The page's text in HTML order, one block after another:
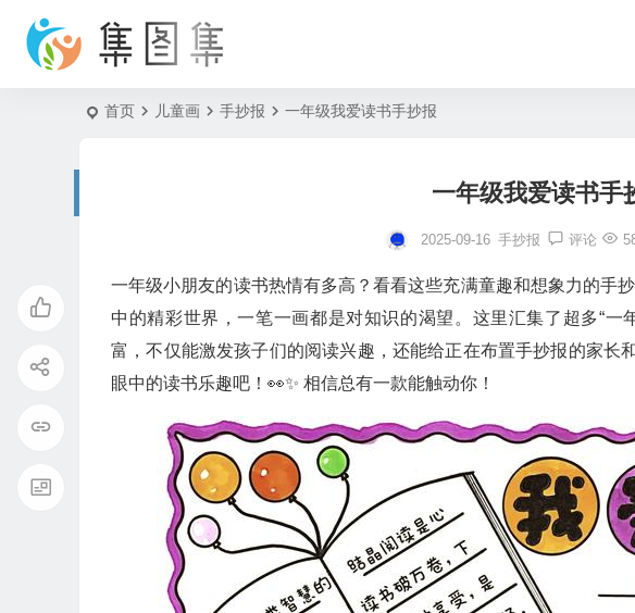
首页 儿童画 手抄报 一年级我爱读书手抄报
一年级我爱读书手
2025-09-16 手抄报 评论
一年级小朋友的读书热情有多高？看看这些充满童趣和想象力的手
中的精彩世界，一笔一画都是对知识的渴望。这里汇集了超多“一
富，不仅能激发孩子们的阅读兴趣，还能给正在布置手抄报的家长
眼中的读书乐趣吧！👀✨ 相信总有一款能触动你！